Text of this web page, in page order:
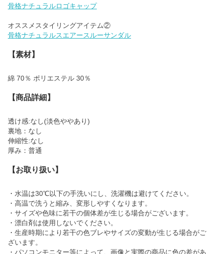
骨格ナチュラルロゴキャップ
骨格ナチュラルスエアースルーサンダル
【素材】
綿 70％ ポリエステル 30％
【商品詳細】
透け感:なし(淡色ややあり)
裏地：なし
伸縮性:なし
厚み：普通
【お取り扱い】
・水温は30℃以下の手洗いにし、洗濯機は避けてください。
・高温で洗うと縮み、変形しやすくなります。
・サイズや色味に若干の個体差が生じる場合がございます。
・漂白剤は使用しないでください。
・生産時期により若干の色ブレやサイズの変動が生じる場合がご
ざいます。
・パソコンモニター等によって、画像と実際の商品に色の差があ